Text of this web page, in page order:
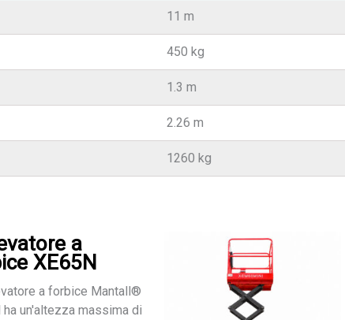
11 m
450 kg
1.3 m
2.26 m
1260 kg
a
XE65N
a forbice Mantall®
ha un'altezza massima di